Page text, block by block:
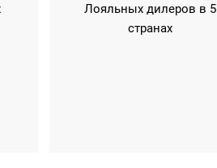
Лояльных дилеров в 5
странах